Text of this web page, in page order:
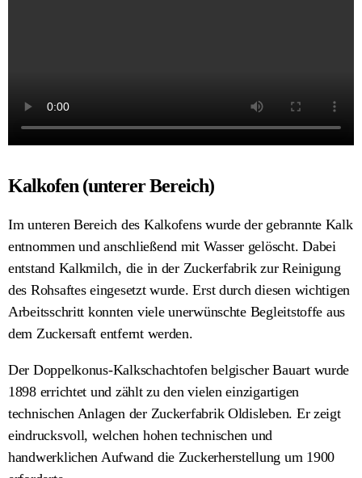
Kalkofen (unterer Bereich)
Im unteren Bereich des Kalkofens wurde der gebrannte Kalk
entnommen und anschließend mit Wasser gelöscht. Dabei
entstand Kalkmilch, die in der Zuckerfabrik zur Reinigung
des Rohsaftes eingesetzt wurde. Erst durch diesen wichtigen
Arbeitsschritt konnten viele unerwünschte Begleitstoffe aus
dem Zuckersaft entfernt werden.
Der Doppelkonus-Kalkschachtofen belgischer Bauart wurde
1898 errichtet und zählt zu den vielen einzigartigen
technischen Anlagen der Zuckerfabrik Oldisleben. Er zeigt
eindrucksvoll, welchen hohen technischen und
handwerklichen Aufwand die Zuckerherstellung um 1900